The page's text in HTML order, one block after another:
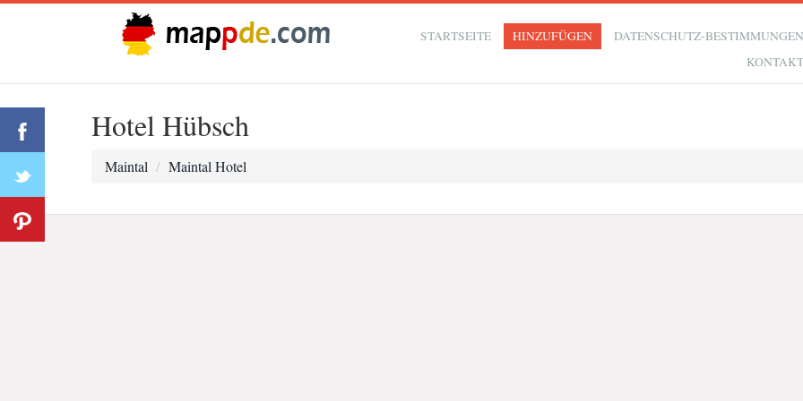
STARTSEITE HINZUFÜGEN
DATENSCHUTZ-
Hotel Hübsch
Maintal Maintal Hotel